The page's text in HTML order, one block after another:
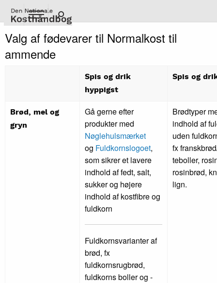
hovedindhold
Valg af fødevarer til Normalkost til
ammende
Spis og drik
hyppigst
Spis og
Brød, mel og
gryn
Gå gerne efter
produkter med
Nøglehulsmærket
og Fuldkornslogoet,
som sikrer et lavere
indhold af fedt, salt,
sukker og højere
indhold af kostfibre og
fuldkorn
Fuldkornsvarianter af
brød, fx
fuldkornsrugbrød,
fuldkorns boller og -
Brødtyper
indhold af
uden
fx
teboller,
rosinbrød,
lign.